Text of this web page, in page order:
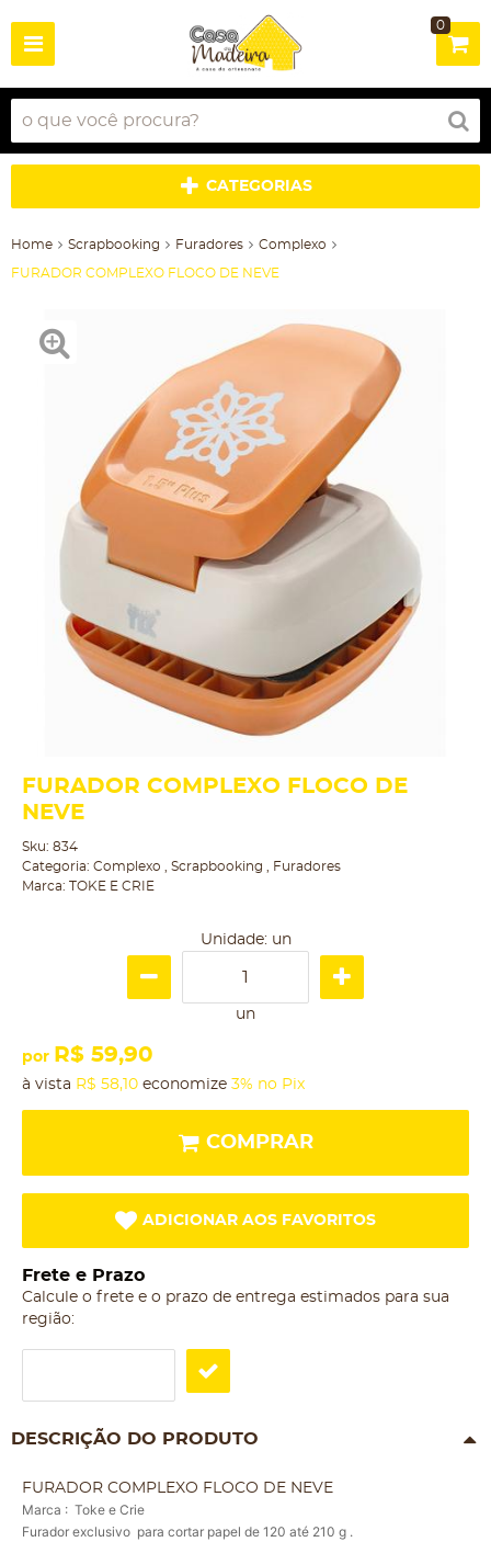
0
CATEGORIAS
Home Scrapbooking Furadores Complexo
FURADOR COMPLEXO FLOCO DE NEVE
FURADOR COMPLEXO FLOCO DE
NEVE
Sku: 834
Categoria: Complexo Scrapbooking
Furadores
Marca: TOKE E CRIE
Unidade: un
un
por R$ 59,90
à vista R$ 58,10 economize 3% no Pix
COMPRAR
ADICIONAR AOS FAVORITOS
Frete e Prazo
Calcule o frete e o prazo de entrega estimados para sua
região:
DESCRIÇÃO DO PRODUTO
FURADOR COMPLEXO FLOCO DE NEVE
Marca : Toke e Crie
Furador exclusivo para cortar papel de 120 até 210 g .